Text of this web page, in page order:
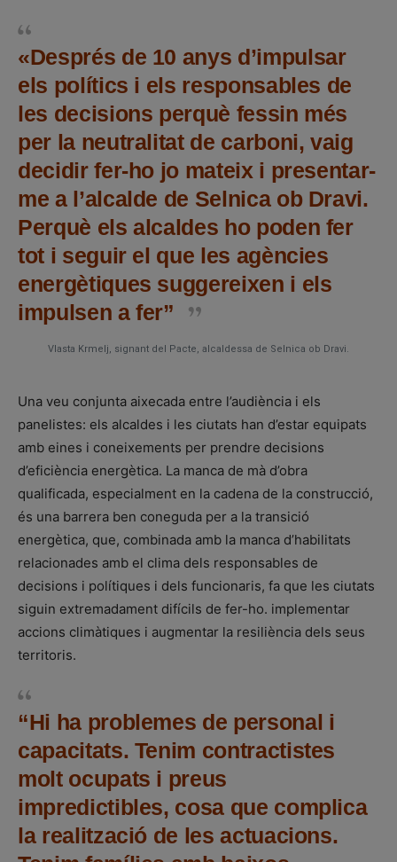
«Després de 10 anys d’impulsar
els polítics i els responsables de
les decisions perquè fessin més
per la neutralitat de carboni, vaig
decidir fer-ho jo mateix i presentar-
me a l’alcalde de Selnica ob Dravi.
Perquè els alcaldes ho poden fer
tot i seguir el que les agències
energètiques suggereixen i els
impulsen a fer”
Vlasta Krmelj, signant del Pacte, alcaldessa de Selnica ob Dravi.
Una veu conjunta aixecada entre l’audiència i els
panelistes: els alcaldes i les ciutats han d’estar equipats
amb eines i coneixements per prendre decisions
d’eficiència energètica. La manca de mà d’obra
qualificada, especialment en la cadena de la construcció,
és una barrera ben coneguda per a la transició
energètica, que, combinada amb la manca d’habilitats
relacionades amb el clima dels responsables de
decisions i polítiques i dels funcionaris, fa que les ciutats
siguin extremadament difícils de fer-ho. implementar
accions climàtiques i augmentar la resiliència dels seus
territoris.
“Hi ha problemes de personal i
capacitats. Tenim contractistes
molt ocupats i preus
impredictibles, cosa que complica
la realització de les actuacions.